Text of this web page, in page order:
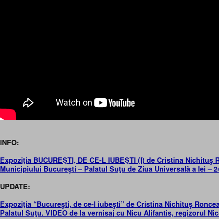
INFO:
Expoziţia BUCUREŞTI, DE CE-L IUBEŞTI (I) de Cristina Nichituş
Municipiului Bucureşti – Palatul Suţu de Ziua Universală a Iei –
UPDATE:
Expoziţia “Bucureşti, de ce-l iubeşti” de Cristina Nichituş
Palatul Suţu. VIDEO de la vernisaj cu Nicu Alifantis, regizorul